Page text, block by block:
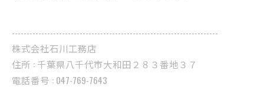
----------------------------------------------------------------------
株式会社石川工務店
住所 : 千葉県八千代市大和田２８３番地３７
電話番号 : 047-769-7643